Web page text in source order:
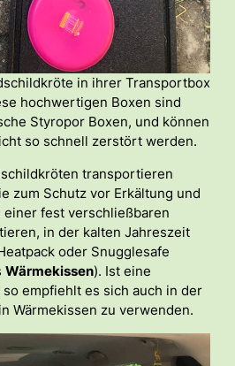
in ihrer Transportbox
hochwertigen Boxen sind
Styropor Boxen, und können
so schnell zerstört werden.
transportieren
zum Schutz vor Erkältung und
fest verschließbaren
in der kalten Jahreszeit
oder Snugglesafe
Wärmekissen). Ist eine
empfiehlt es sich auch in der
Wärmekissen zu verwenden.